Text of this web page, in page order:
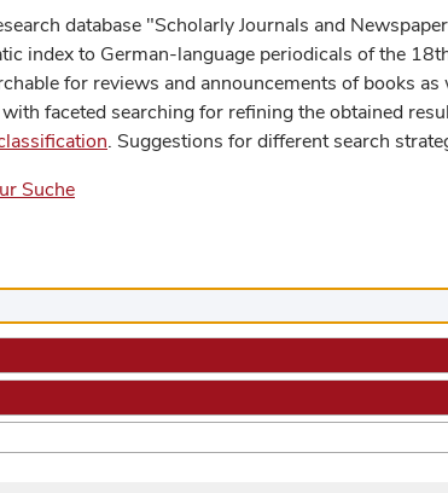
database "Scholarly Journals and
index to German-language periodicals of the
for reviews and announcements of books
faceted searching for refining the obtained
. Suggestions for different search
Suche